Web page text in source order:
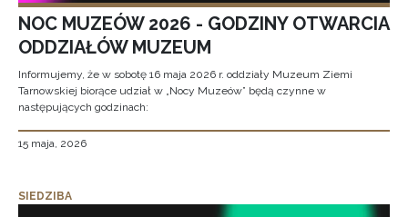
NOC MUZEÓW 2026 - GODZINY OTWARCIA
ODDZIAŁÓW MUZEUM
Informujemy, że w sobotę 16 maja 2026 r. oddziały Muzeum Ziemi
Tarnowskiej biorące udział w „Nocy Muzeów” będą czynne w
następujących godzinach:
15 maja, 2026
SIEDZIBA